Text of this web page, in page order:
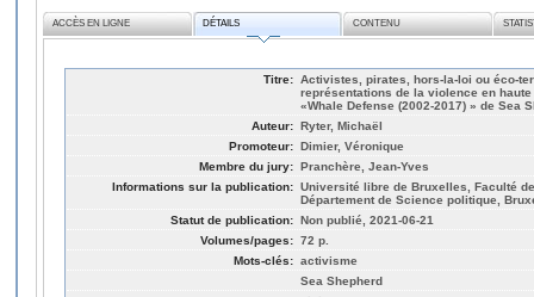
ACCÈS EN LIGNE DÉTAILS CONTENU
Titre: Activistes, pirates, hors-la-loi ou éco-
représentations de la violence en
«Whale Defense (2002-2017) » de Sea
Auteur: Ryter, Michaël
Promoteur: Dimier, Véronique
Membre du jury: Pranchère, Jean-Yves
Informations sur la publication: Université libre de Bruxelles, Faculté
Département de Science politique,
Statut de publication: Non publié, 2021-06-21
Volumes/pages: 72 p.
Mots-clés: activisme
Sea Shepherd